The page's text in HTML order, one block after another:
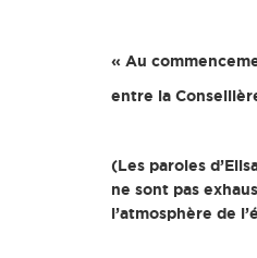
« Au
entre la
(Les paroles
ne sont pas
l’atmosphère de